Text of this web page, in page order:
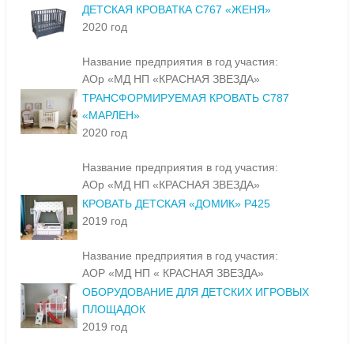
ДЕТСКАЯ КРОВАТКА С767 «ЖЕНЯ»
2020 год
Название предприятия в год участия:
АОр «МД НП «КРАСНАЯ ЗВЕЗДА»
ТРАНСФОРМИРУЕМАЯ КРОВАТЬ С787
«МАРЛЕН»
2020 год
Название предприятия в год участия:
АОр «МД НП «КРАСНАЯ ЗВЕЗДА»
КРОВАТЬ ДЕТСКАЯ «ДОМИК» Р425
2019 год
Название предприятия в год участия:
АОР «МД НП « КРАСНАЯ ЗВЕЗДА»
ОБОРУДОВАНИЕ ДЛЯ ДЕТСКИХ ИГРОВЫХ
ПЛОЩАДОК
2019 год